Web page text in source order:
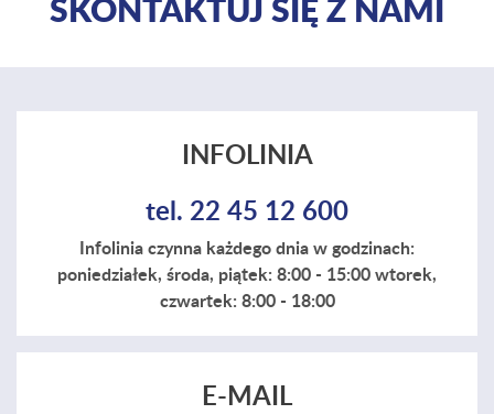
INFOLINIA
tel. 22 45 12 600
Infolinia czynna każdego dnia w godzinach:
poniedziałek, środa, piątek: 8:00 - 15:00 wtorek,
czwartek: 8:00 - 18:00
E-MAIL